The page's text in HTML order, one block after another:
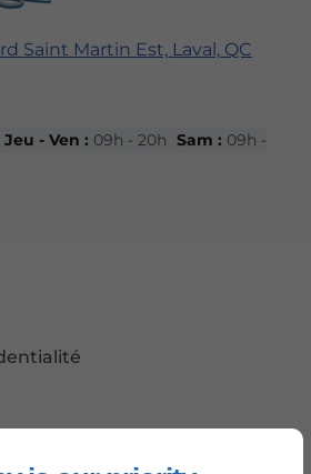
Saint Martin Est, Laval, QC
Jeu - Ven : 09h - 20h Sam : 09h -